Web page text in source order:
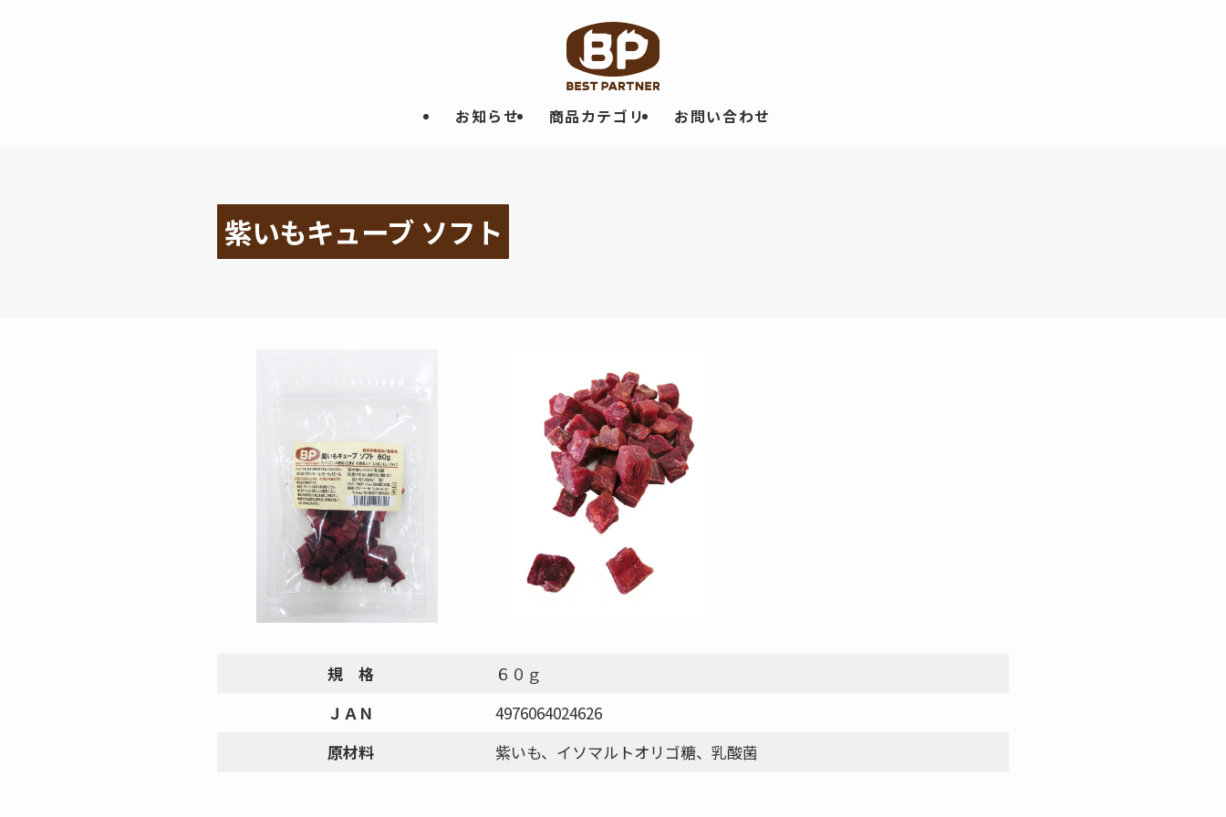
お知らせ 商品カテゴリ お問い合わせ
紫いもキューブ ソフト
規 格
６０ｇ
ＪＡＮ
4976064024626
原材料
紫いも、イソマルトオリゴ糖、乳酸菌